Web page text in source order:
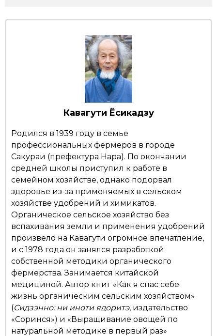
От редакции
Кавагути Ёсикадзу
Родился в 1939 году в семье
профессиональных фермеров в городе
Сакураи (префектура Нара). По окончании
средней школы приступил к работе в
семейном хозяйстве, однако подорвал
здоровье из-за применяемых в сельском
хозяйстве удобрений и химикатов.
Органическое сельское хозяйство без
вспахивания земли и применения удобрений
произвело на Кавагути огромное впечатление,
и с 1978 года он занялся разработкой
собственной методики органического
фермерства. Занимается китайской
медициной. Автор книг «Как я спас себе
жизнь органическим сельским хозяйством»
(Сидзэнно: ни иноти ядоритэ, издательство
«Соринся») и «Выращивание овощей по
натуральной методике в первый раз»